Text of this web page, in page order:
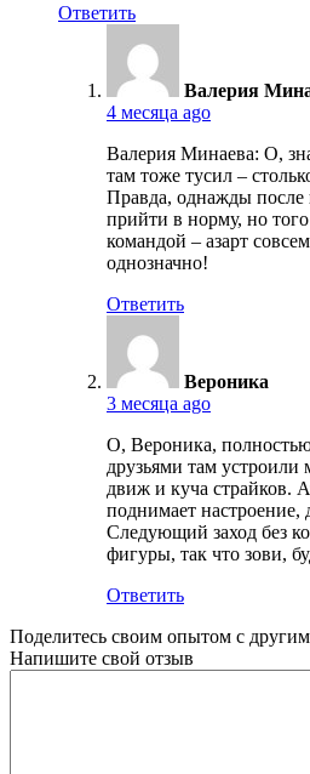
Ответить
Валерия
4 месяца ago
Валерия Минаева: О,
там тоже тусил –
Правда, однажды после
прийти в норму, но
командой – азарт
однозначно!
Ответить
Вероника
3 месяца ago
О, Вероника,
друзьями там
движ и куча страйков.
поднимает настроение,
Следующий заход без
фигуры, так что зови,
Ответить
Поделитесь своим опытом с
Напишите свой отзыв